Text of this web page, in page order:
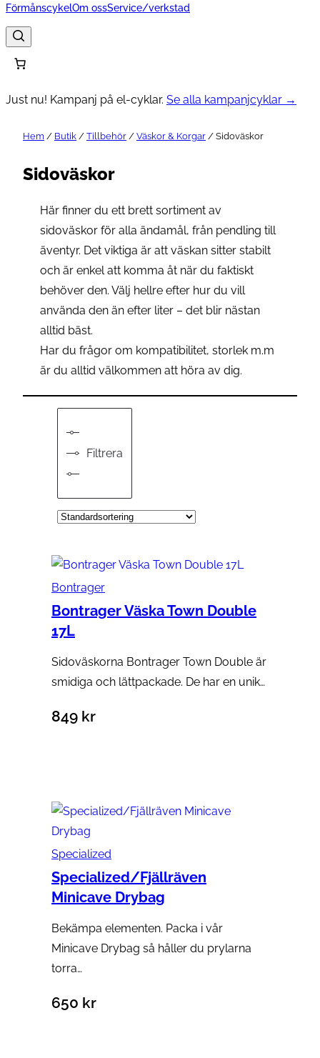
FörmånscykelOm ossService/verkstad
Just nu! Kampanj på el-cyklar. Se alla kampanjcyklar →
Hem / Butik / Tillbehör / Väskor & Korgar / Sidoväskor
Sidoväskor
Här finner du ett brett sortiment av
sidoväskor för alla ändamål, från pendling till
äventyr. Det viktiga är att väskan sitter stabilt
och är enkel att komma åt när du faktiskt
behöver den. Välj hellre efter hur du vill
använda den än efter liter – det blir nästan
alltid bäst.
Har du frågor om kompatibilitet, storlek m.m
är du alltid välkommen att höra av dig.
Filtrera
Bontrager
Bontrager Väska Town Double
17L
Sidoväskorna Bontrager Town Double är
smidiga och lättpackade. De har en unik…
849 kr
Specialized
Specialized/Fjällräven
Minicave Drybag
Bekämpa elementen. Packa i vår
Minicave Drybag så håller du prylarna
torra…
650 kr